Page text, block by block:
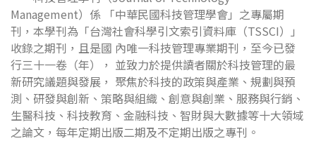
Management）係 「中華民國科技管理學會」之專屬期
刊，本學刊為「台灣社會科學引文索引資料庫（TSSCI）」
收錄之期刊，且是國 內唯一科技管理專業期刊，至今已發
行三十一卷（年）， 並致力於提供讀者關於科技管理的最
新研究議題與發展， 聚焦於科技的政策與產業、規劃與預
測、研發與創新、策略與組織、創意與創業、服務與行銷、
生醫科技、科技教育、金融科技、智財與大數據等十大領域
之論文，每年定期出版二期及不定期出版之專刊。